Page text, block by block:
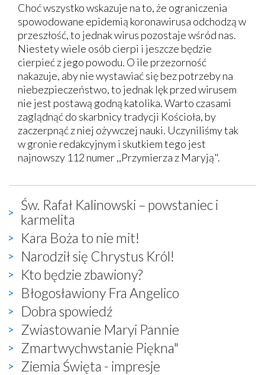
Choć wszystko wskazuje na to, że ograniczenia
spowodowane epidemią koronawirusa odchodzą w
przeszłość, to jednak wirus pozostaje wśród nas.
Niestety wiele osób cierpi i jeszcze będzie
cierpieć z jego powodu. O ile przezorność
nakazuje, aby nie wystawiać się bez potrzeby na
niebezpieczeństwo, to jednak lęk przed wirusem
nie jest postawą godną katolika. Warto czasami
zaglądnąć do skarbnicy tradycji Kościoła, by
zaczerpnąć z niej ożywczej nauki. Uczyniliśmy tak
w gronie redakcyjnym i skutkiem tego jest
najnowszy 112 numer ,,Przymierza z Maryją".
Św. Rafał Kalinowski – powstaniec i
karmelita
Kara Boża to nie mit!
Narodził się Chrystus Król!
Kto będzie zbawiony?
Błogosławiony Fra Angelico
Dobra spowiedź
Zwiastowanie Maryi Pannie
Zmartwychwstanie Piękna"
Ziemia Święta - impresje